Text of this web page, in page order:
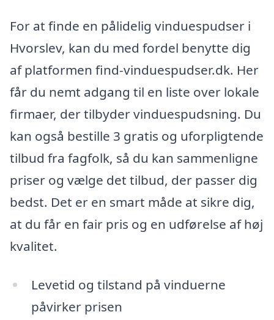
For at finde en pålidelig vinduespudser i
Hvorslev, kan du med fordel benytte dig
af platformen find-vinduespudser.dk. Her
får du nemt adgang til en liste over lokale
firmaer, der tilbyder vinduespudsning. Du
kan også bestille 3 gratis og uforpligtende
tilbud fra fagfolk, så du kan sammenligne
priser og vælge det tilbud, der passer dig
bedst. Det er en smart måde at sikre dig,
at du får en fair pris og en udførelse af høj
kvalitet.
Levetid og tilstand på vinduerne
påvirker prisen